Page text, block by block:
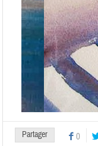
Partager 0